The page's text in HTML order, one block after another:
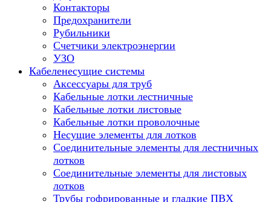
Контакторы
Предохранители
Рубильники
Счетчики электроэнергии
УЗО
Кабеленесущие системы
Аксессуары для труб
Кабельные лотки лестничные
Кабельные лотки листовые
Кабельные лотки проволочные
Несущие элементы для лотков
Соединительные элементы для лестничных
лотков
Соединительные элементы для листовых
лотков
Трубы гофрированные и гладкие ПВХ